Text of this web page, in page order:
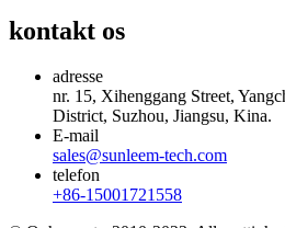
kontakt os
adresse
nr. 15, Xihenggang Street,
District, Suzhou, Jiangsu, Kina.
E-mail
sales@sunleem-tech.com
telefon
+86-15001721558